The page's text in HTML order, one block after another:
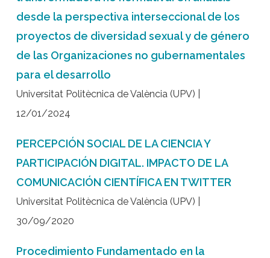
desde la perspectiva interseccional de los
proyectos de diversidad sexual y de género
de las Organizaciones no gubernamentales
para el desarrollo
Universitat Politècnica de València (UPV) |
12/01/2024
PERCEPCIÓN SOCIAL DE LA CIENCIA Y
PARTICIPACIÓN DIGITAL. IMPACTO DE LA
COMUNICACIÓN CIENTÍFICA EN TWITTER
Universitat Politècnica de València (UPV) |
30/09/2020
Procedimiento Fundamentado en la